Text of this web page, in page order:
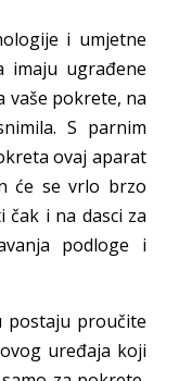
i umjetne
imaju ugrađene
vaše pokrete, na
S parnim
ovaj aparat
će se vrlo brzo
i na dasci za
podloge i
postaju proučite
uređaja koji